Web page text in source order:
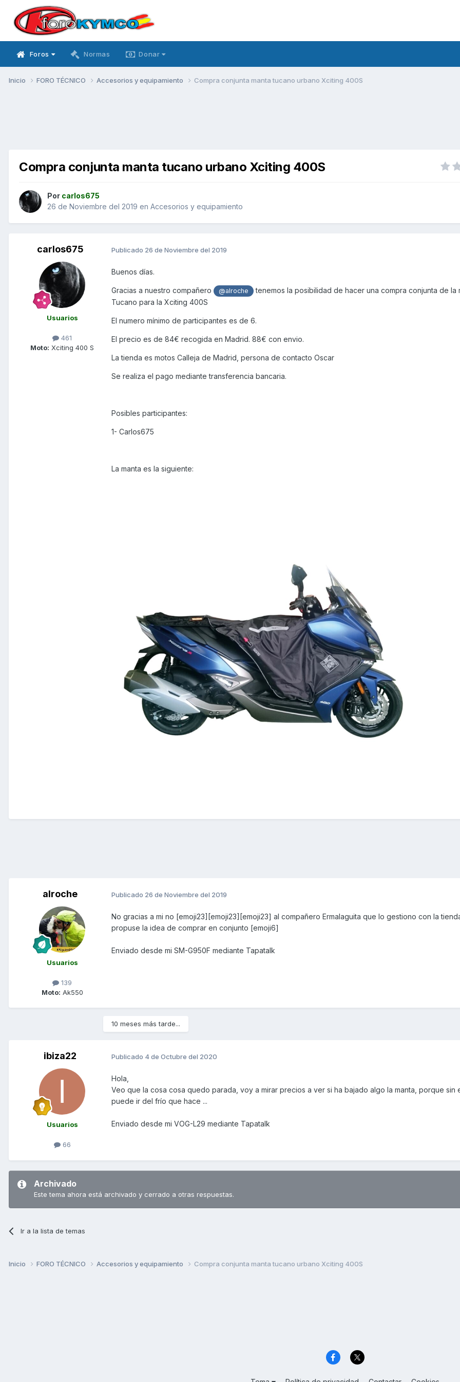
Foros Normas Donar
Inicio FORO TÉCNICO Accesorios y equipamiento Compra conjunta manta tucano urbano Xciting 400S
Compra conjunta manta tucano urbano Xciting 400S
Por carlos675
26 de Noviembre del 2019 en Accesorios y equipamiento
carlos675
Usuarios
461
Moto: Xciting 400 S
Publicado 26 de Noviembre del 2019
Buenos días.
Gracias a nuestro compañero @alroche
tenemos la posibilidad de hacer una compra conjunta de la
Tucano para la Xciting 400S
El numero mínimo de participantes es de 6.
El precio es de 84€ recogida en Madrid. 88€ con envio.
La tienda es motos Calleja de Madrid, persona de contacto Oscar
Se realiza el pago mediante transferencia bancaria.
Posibles participantes:
1- Carlos675
La manta es la siguiente:
alroche
Usuarios
139
Moto: Ak550
Publicado 26 de Noviembre del 2019
No gracias a mi no [emoji23][emoji23][emoji23] al compañero Ermalaguita que lo gestiono con la
propuse la idea de comprar en conjunto [emoji6]
Enviado desde mi SM-G950F mediante Tapatalk
10 meses más tarde...
ibiza22
Usuarios
66
Publicado 4 de Octubre del 2020
Hola,
Veo que la cosa cosa quedo parada, voy a mirar precios a ver si ha bajado algo la manta, porque sin
puede ir del frío que hace ...
Enviado desde mi VOG-L29 mediante Tapatalk
Archivado
Este tema ahora está archivado y cerrado a otras respuestas.
Ir a la lista de temas
Inicio FORO TÉCNICO Accesorios y equipamiento Compra conjunta manta tucano urbano Xciting 400S